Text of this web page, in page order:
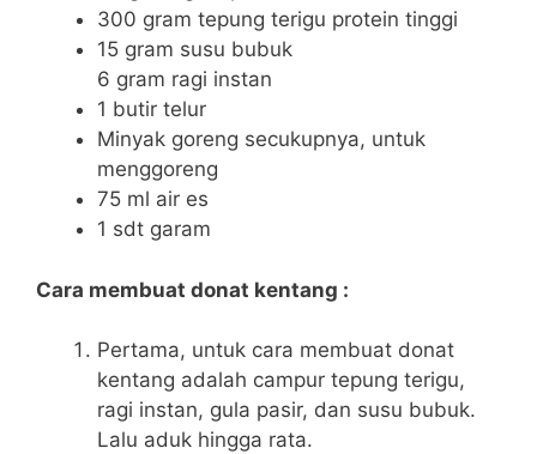
300 gram tepung terigu protein tinggi
15 gram susu bubuk
6 gram ragi instan
1 butir telur
Minyak goreng secukupnya, untuk
menggoreng
75 ml air es
1 sdt garam
Cara membuat donat kentang :
Pertama, untuk cara membuat donat
kentang adalah campur tepung terigu,
ragi instan, gula pasir, dan susu bubuk.
Lalu aduk hingga rata.